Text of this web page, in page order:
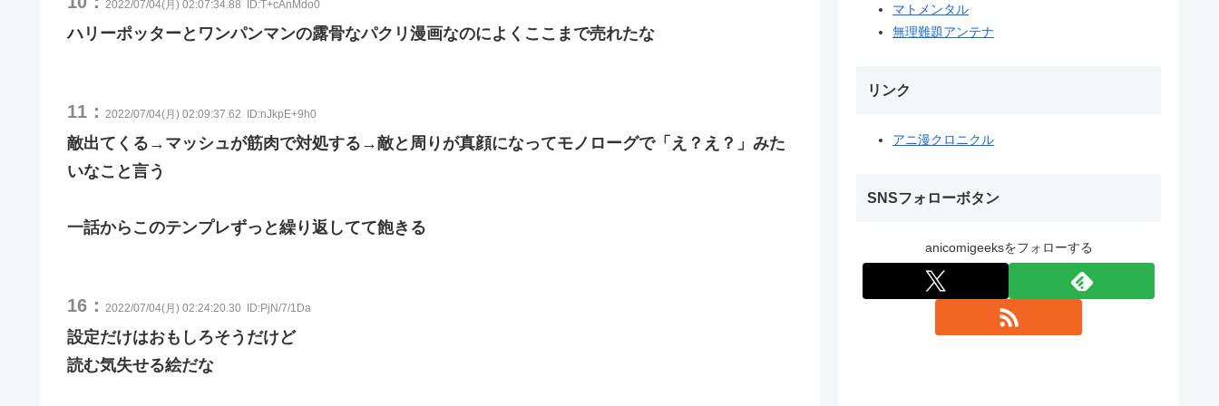
2022/07/04(月) 02:07:34.88 ID:T+cAnMdo0
ハリーポッターとワンパンマンの露骨なパクリ漫画なのによくここまで売れたな
11： 2022/07/04(月) 02:09:37.62 ID:nJkpE+9h0
敵出てくる→マッシュが筋肉で対処する→敵と周りが真顔になってモノローグで「え？え？」みた
いなこと言う
一話からこのテンプレずっと繰り返してて飽きる
16： 2022/07/04(月) 02:24:20.30 ID:PjN/7/1Da
設定だけはおもしろそうだけど
読む気失せる絵だな
マトメンタル
無理難題アンテナ
リンク
アニ漫クロニクル
SNSフォローボタン
anicomigeeksをフォローする